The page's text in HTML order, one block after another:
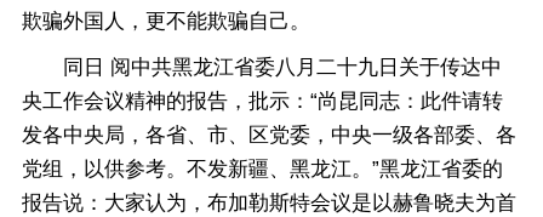
欺骗外国人，更不能欺骗自己。
同日 阅中共黑龙江省委八月二十九日关于传达中
央工作会议精神的报告，批示：“尚昆同志：此件请转
发各中央局，各省、市、区党委，中央一级各部委、各
党组，以供参考。不发新疆、黑龙江。”黑龙江省委的
报告说：大家认为，布加勒斯特会议是以赫鲁晓夫为首